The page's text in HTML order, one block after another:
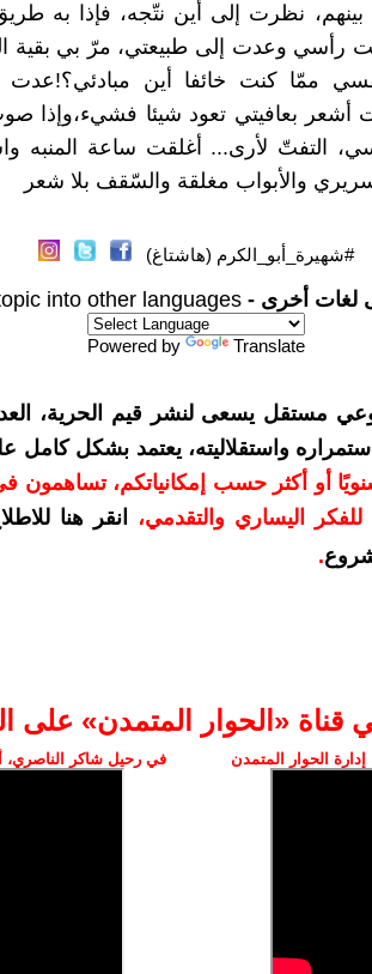
نظرت إلى أين نتّجه، فإذا به طريق
رأسي وعدت إلى طبيعتي، مرّ بي بقية
ممّا كنت خائفا أين
أشعر بعافيتي تعود شيئا فشيء،وإذا
التفتّ لأرى... أغلقت ساعة المنبه
والأبواب مغلقة والسّقف بلا شعر
#شهيرة_أبو_الكرم (هاشتاغ)
لغات أخرى - into other languages
Powered by Translate
مستقل يسعى لنشر قيم الحرية،
واستقلاليته، يعتمد بشكل كامل
10 دولارات سنويًا أو أكثر حسب إمكانياتكم،
اليساري والتقدمي،
انقر هنا
.
قناة ‫«الحوار المتمدن» على
الحوار المتمدن في رحيل شاكر